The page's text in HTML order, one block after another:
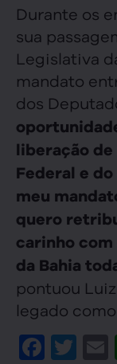
Durante os
sua
Legislativa
mandato
dos
liberação
Federal e
meu
quero
carinho com
da Bahia
pontuou
legado